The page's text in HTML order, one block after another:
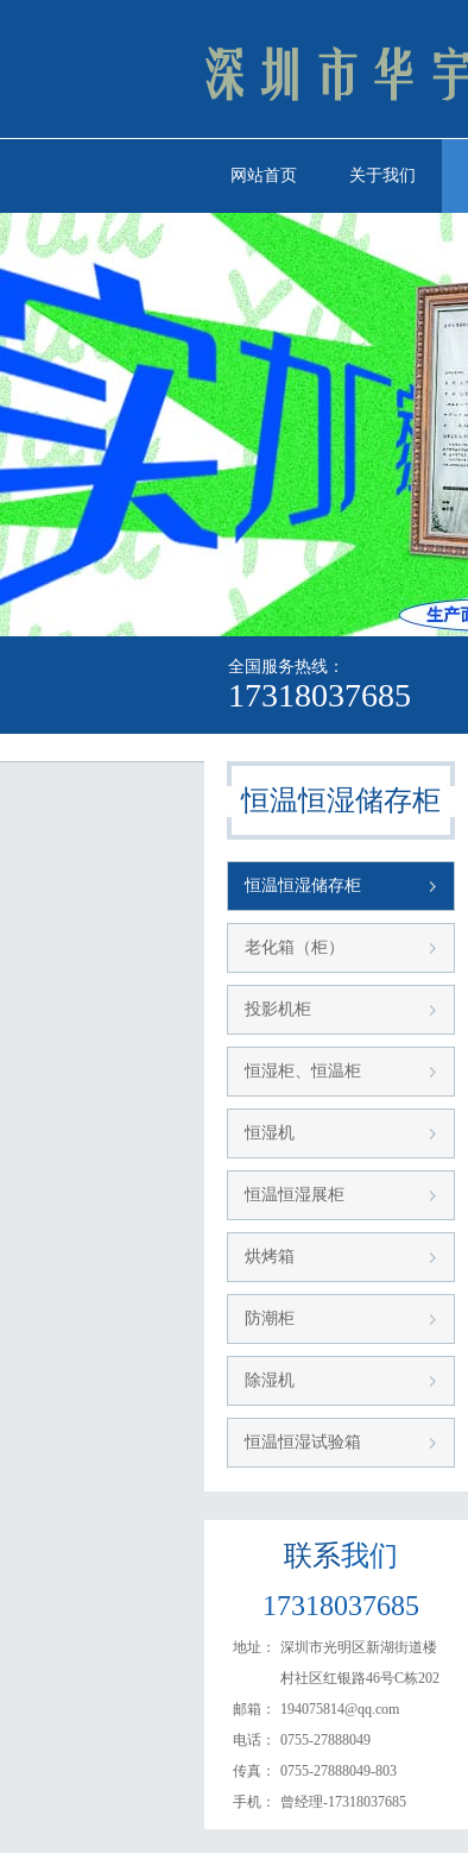
网站首页 关于我们
全国服务热线：
17318037685
恒温恒湿储存柜
恒温恒湿储存柜
老化箱（柜）
投影机柜
恒湿柜、恒温柜
恒湿机
恒温恒湿展柜
烘烤箱
防潮柜
除湿机
恒温恒湿试验箱
联系我们
17318037685
地址：
深圳市光明区新湖街道楼
村社区红银路46号C栋202
邮箱：
194075814@qq.com
电话：
0755-27888049
传真：
0755-27888049-803
手机：
曾经理-17318037685